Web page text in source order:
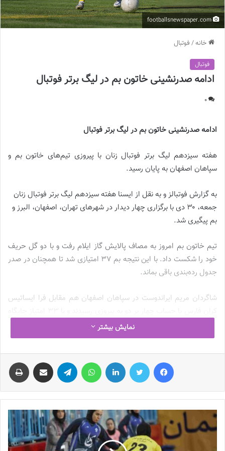
خانه/ فوتبال
فوتبال
ادامه صدرنشینی خاتون بم در لیگ برتر فوتبال
0
ادامه صدرنشینی خاتون بم در لیگ برتر فوتبال
هفته سیزدهم لیگ برتر فوتبال زنان با پیروزی تیم‌های خاتون بم و
سپاهان اصفهان به پایان رسید.
به گزارش فوتبالز و به نقل از ایسنا هفته سیزدهم لیگ برتر فوتبال زنان
جمعه، ۳۰ دی با برگزاری چهار دیدار در شهرهای تهران، اصفهان، البرز و
بم پیگیری شد.
تیم خاتون بم امروز به مصاف پالایش گاز ایلام رفت و با دو گل حریف
خود را شکست داد. با این نتیجه بم ۳۷ امتیازی شد تا همچنان در صدر
جدول رده‌بندی باقی بماند.
شاگردان مریم ایراندوست در سپاهان اصفهان هم مقابل فرا ایساتیس
نوشته های مشابه
چالش هاى ليست جدید تيم ملى فوتبال
زنان
تازه‌ترین خبرها از درمان ۲ ملی‌پوش فوتبال
زنان
نمایش بیشتر